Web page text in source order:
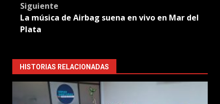
Siguiente
La música de Airbag suena en vivo en Mar del
Plata
HISTORIAS RELACIONADAS